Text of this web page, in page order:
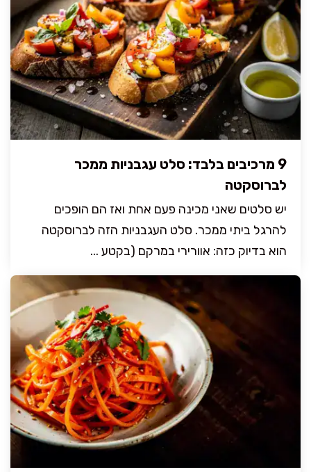
9 מרכיבים בלבד: סלט עגבניות ממכר
לברוסקטה
יש סלטים שאני מכינה פעם אחת ואז הם הופכים
להרגל ביתי ממכר. סלט העגבניות הזה לברוסקטה
הוא בדיוק כזה: אוורירי במרקם (בקטע ...